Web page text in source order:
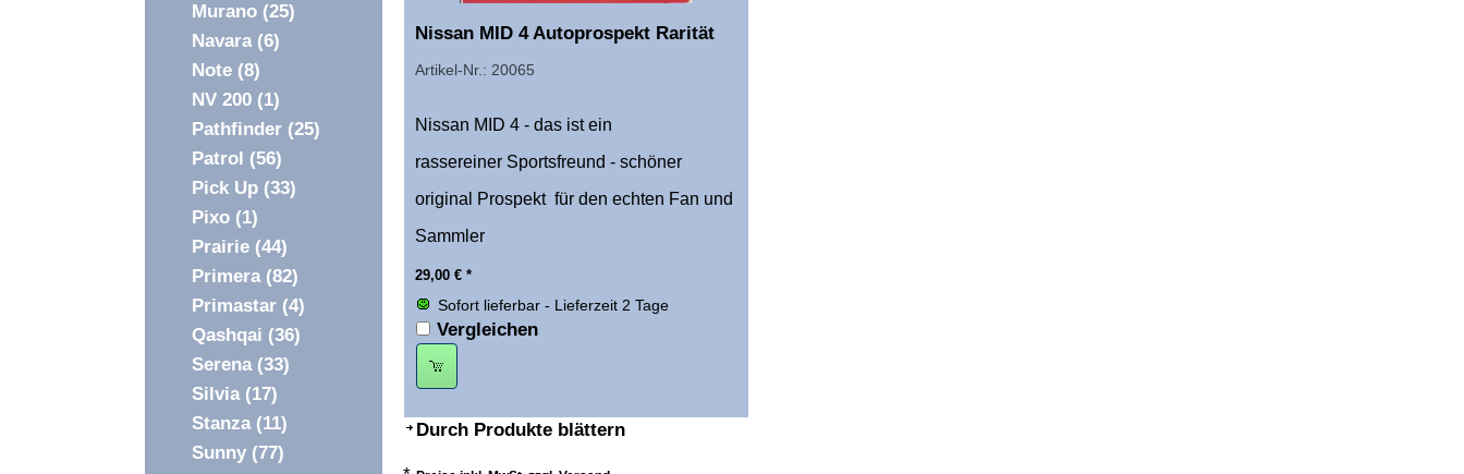
Murano (25)
Navara (6)
Note (8)
NV 200 (1)
Pathfinder (25)
Patrol (56)
Pick Up (33)
Pixo (1)
Prairie (44)
Primera (82)
Primastar (4)
Qashqai (36)
Serena (33)
Silvia (17)
Stanza (11)
Sunny (77)
Nissan MID 4 Autoprospekt Rarität
Artikel-Nr.: 20065
Nissan MID 4 - das ist ein
rassereiner Sportsfreund - schöner
original Prospekt für den echten Fan und
Sammler
29,00 € *
Sofort lieferbar - Lieferzeit 2 Tage
Vergleichen
Durch Produkte blättern